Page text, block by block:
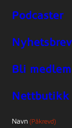
Podcaster
Nyhetsbrev
Bli
Nettbutikk
Navn (Påkrevd)